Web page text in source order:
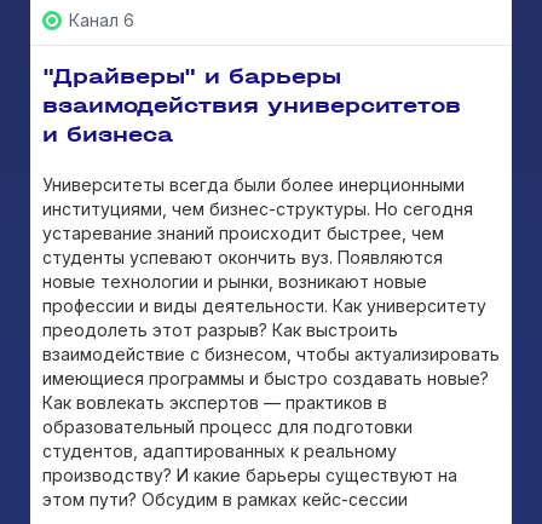
Канал 6
"Драйверы" и барьеры
взаимодействия университетов
и бизнеса
Университеты всегда были более инерционными
институциями, чем бизнес-структуры. Но сегодня
устаревание знаний происходит быстрее, чем
студенты успевают окончить вуз. Появляются
новые технологии и рынки, возникают новые
профессии и виды деятельности. Как университету
преодолеть этот разрыв? Как выстроить
взаимодействие с бизнесом, чтобы актуализировать
имеющиеся программы и быстро создавать новые?
Как вовлекать экспертов — практиков в
образовательный процесс для подготовки
студентов, адаптированных к реальному
производству? И какие барьеры существуют на
этом пути? Обсудим в рамках кейс-сессии